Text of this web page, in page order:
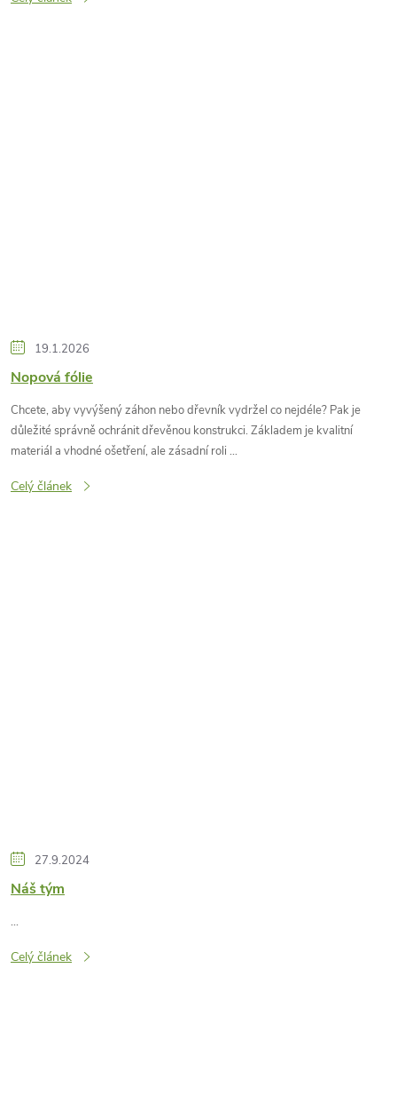
19.1.2026
Nopová fólie
Chcete, aby vyvýšený záhon nebo dřevník vydržel co nejdéle? Pak je
důležité správně ochránit dřevěnou konstrukci. Základem je kvalitní
materiál a vhodné ošetření, ale zásadní roli ...
Celý článek
27.9.2024
Náš tým
...
Celý článek